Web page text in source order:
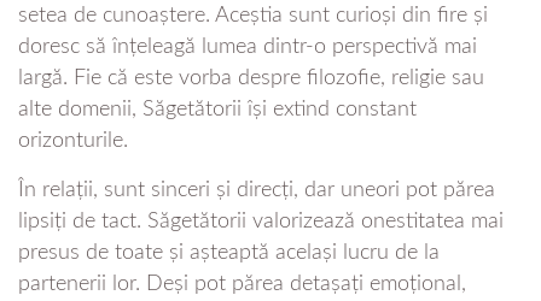
setea de cunoaștere. Aceștia sunt curioși din fire și
doresc să înțeleagă lumea dintr-o perspectivă mai
largă. Fie că este vorba despre filozofie, religie sau
alte domenii, Săgetătorii își extind constant
orizonturile.
În relații, sunt sinceri și direcți, dar uneori pot părea
lipsiți de tact. Săgetătorii valorizează onestitatea mai
presus de toate și așteaptă același lucru de la
partenerii lor. Deși pot părea detașați emoțional,